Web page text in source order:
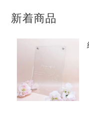
新着商品